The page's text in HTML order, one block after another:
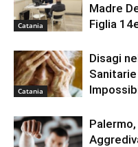
Catania
Madre
Figlia
Catania
Disagi